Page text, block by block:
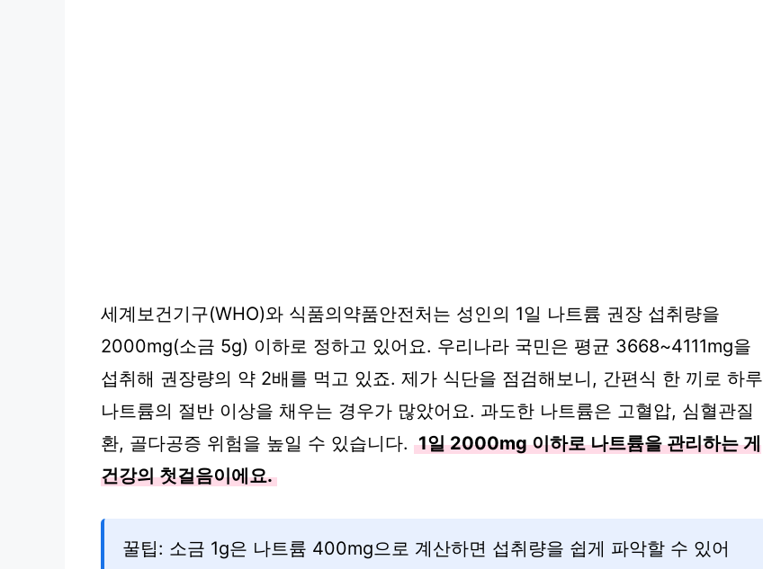
세계보건기구(WHO)와 식품의약품안전처는 성인의 1일 나트륨 권장 섭취량을
2000mg(소금 5g) 이하로 정하고 있어요. 우리나라 국민은 평균 3668~4111mg을
섭취해 권장량의 약 2배를 먹고 있죠. 제가 식단을 점검해보니, 간편식 한 끼로 하루
나트륨의 절반 이상을 채우는 경우가 많았어요. 과도한 나트륨은 고혈압, 심혈관질
환, 골다공증 위험을 높일 수 있습니다. 1일 2000mg 이하로 나트륨을 관리하는 게
건강의 첫걸음이에요.
꿀팁: 소금 1g은 나트륨 400mg으로 계산하면 섭취량을 쉽게 파악할 수 있어